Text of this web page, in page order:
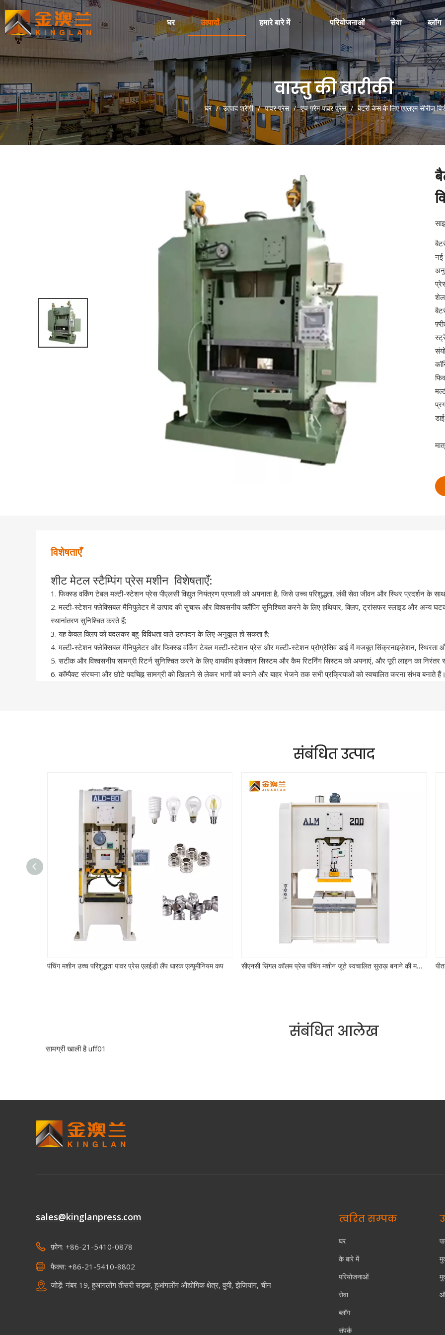
घर उत्पादों हमारे बारे में परियोजनाओं सेवा ब्लॉग
वास्तु की बारीकी
घर / उत्पाद श्रेणी / पावर प्रेस / एच फ़्रेम पावर प्रेस / बैटरी केस के लिए एएलएम सीरीज
नई
शेल
विशेषताएँ
शीट मेटल स्टैम्पिंग प्रेस मशीन विशेषताएँ:
1. फिक्स्ड वर्किंग टेबल मल्टी-स्टेशन प्रेस पीएलसी विद्युत नियंत्रण प्रणाली को अपनाता है, जिसे उच्च परिशुद्धता, लंबी सेवा जीवन और स्थिर प्रदर्शन के
2. मल्टी-स्टेशन फ्लेक्सिबल मैनिपुलेटर में उत्पाद की सुचारू और विश्वसनीय क्लैंपिंग सुनिश्चित करने के लिए हथियार, क्लिप, ट्रांसफर स्लाइड और अन्य
स्थानांतरण सुनिश्चित करते हैं;
3. यह केवल क्लिप को बदलकर बहु-विविधता वाले उत्पादन के लिए अनुकूल हो सकता है;
4. मल्टी-स्टेशन फ्लेक्सिबल मैनिपुलेटर और फिक्स्ड वर्किंग टेबल मल्टी-स्टेशन प्रेस और मल्टी-स्टेशन प्रोग्रेसिव डाई में मजबूत सिंक्रनाइज़ेशन, स्थिरता
5. सटीक और विश्वसनीय सामग्री रिटर्न सुनिश्चित करने के लिए वायवीय इजेक्शन सिस्टम और कैम रिटर्निंग सिस्टम को अपनाएं, और पूरी लाइन का निरंतर
6. कॉम्पैक्ट संरचना और छोटे पदचिह्न सामग्री को खिलाने से लेकर भागों को बनाने और बाहर भेजने तक सभी प्रक्रियाओं को स्वचालित करना संभव बनाते हैं।
संबंधित उत्पाद
पंचिंग मशीन उच्च परिशुद्धता पावर प्रेस एलईडी लैंप धारक एल्यूमीनियम कप सीएनसी सिंगल कॉलम प्रेस पंचिंग मशीन जूते स्वचालित सुराख़ बनाने की मशीन
संबंधित आलेख
सामग्री खाली है uff01
sales@kinglanpress.com
फ़ोन: +86-21-5410-0878
फैक्स: +86-21-5410-8802
जोड़ें: नंबर 19, हुआंगलोंग तीसरी सड़क, हुआंगलोंग औद्योगिक क्षेत्र, वुयी, झेजियांग, चीन
त्वरित सम्पक
घर
के बारे में
परियोजनाओं
सेवा
ब्लॉग
संपर्क